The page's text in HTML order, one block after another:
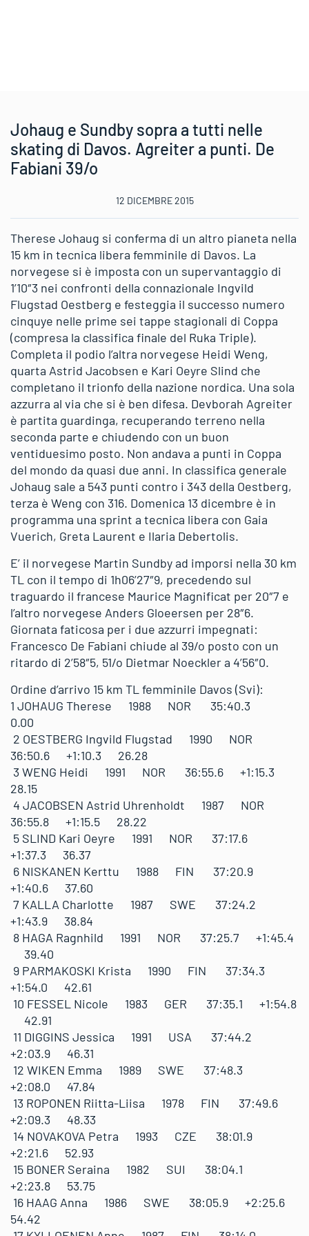
Johaug e Sundby sopra a tutti nelle
skating di Davos. Agreiter a punti. De
Fabiani 39/o
12 DICEMBRE 2015
Therese Johaug si conferma di un altro pianeta nella
15 km in tecnica libera femminile di Davos. La
norvegese si è imposta con un supervantaggio di
1’10″3 nei confronti della connazionale Ingvild
Flugstad Oestberg e festeggia il successo numero
cinquye nelle prime sei tappe stagionali di Coppa
(compresa la classifica finale del Ruka Triple).
Completa il podio l’altra norvegese Heidi Weng,
quarta Astrid Jacobsen e Kari Oeyre Slind che
completano il trionfo della nazione nordica. Una sola
azzurra al via che si è ben difesa. Devborah Agreiter
è partita guardinga, recuperando terreno nella
seconda parte e chiudendo con un buon
ventiduesimo posto. Non andava a punti in Coppa
del mondo da quasi due anni. In classifica generale
Johaug sale a 543 punti contro i 343 della Oestberg,
terza è Weng con 316. Domenica 13 dicembre è in
programma una sprint a tecnica libera con Gaia
Vuerich, Greta Laurent e Ilaria Debertolis.
E’ il norvegese Martin Sundby ad imporsi nella 30 km
TL con il tempo di 1h06’27″9, precedendo sul
traguardo il francese Maurice Magnificat per 20″7 e
l’altro norvegese Anders Gloeersen per 28″6.
Giornata faticosa per i due azzurri impegnati:
Francesco De Fabiani chiude al 39/o posto con un
ritardo di 2’58″5, 51/o Dietmar Noeckler a 4’56″0.
Ordine d’arrivo 15 km TL femminile Davos (Svi):
1 JOHAUG Therese 1988 NOR 35:40.3
0.00
2 OESTBERG Ingvild Flugstad 1990 NOR
36:50.6 +1:10.3 26.28
3 WENG Heidi 1991 NOR 36:55.6 +1:15.3
28.15
4 JACOBSEN Astrid Uhrenholdt 1987 NOR
36:55.8 +1:15.5 28.22
5 SLIND Kari Oeyre 1991 NOR 37:17.6
+1:37.3 36.37
6 NISKANEN Kerttu 1988 FIN 37:20.9
+1:40.6 37.60
7 KALLA Charlotte 1987 SWE 37:24.2
+1:43.9 38.84
8 HAGA Ragnhild 1991 NOR 37:25.7 +1:45.4
39.40
9 PARMAKOSKI Krista 1990 FIN 37:34.3
+1:54.0 42.61
10 FESSEL Nicole 1983 GER 37:35.1 +1:54.8
42.91
11 DIGGINS Jessica 1991 USA 37:44.2
+2:03.9 46.31
12 WIKEN Emma 1989 SWE 37:48.3
+2:08.0 47.84
13 ROPONEN Riitta-Liisa 1978 FIN 37:49.6
+2:09.3 48.33
14 NOVAKOVA Petra 1993 CZE 38:01.9
+2:21.6 52.93
15 BONER Seraina 1982 SUI 38:04.1
+2:23.8 53.75
16 HAAG Anna 1986 SWE 38:05.9 +2:25.6
54.42